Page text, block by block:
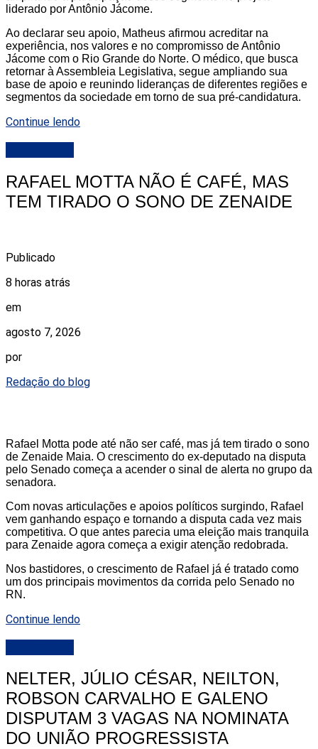
liderado por Antônio Jácome.
Ao declarar seu apoio, Matheus afirmou acreditar na
experiência, nos valores e no compromisso de Antônio
Jácome com o Rio Grande do Norte. O médico, que busca
retornar à Assembleia Legislativa, segue ampliando sua
base de apoio e reunindo lideranças de diferentes regiões e
segmentos da sociedade em torno de sua pré-candidatura.
Continue lendo
RAFAEL MOTTA NÃO É CAFÉ, MAS
TEM TIRADO O SONO DE ZENAIDE
Publicado
8 horas atrás
em
agosto 7, 2026
por
Redação do blog
Rafael Motta pode até não ser café, mas já tem tirado o sono
de Zenaide Maia. O crescimento do ex-deputado na disputa
pelo Senado começa a acender o sinal de alerta no grupo da
senadora.
Com novas articulações e apoios políticos surgindo, Rafael
vem ganhando espaço e tornando a disputa cada vez mais
competitiva. O que antes parecia uma eleição mais tranquila
para Zenaide agora começa a exigir atenção redobrada.
Nos bastidores, o crescimento de Rafael já é tratado como
um dos principais movimentos da corrida pelo Senado no
RN.
Continue lendo
NELTER, JÚLIO CÉSAR, NEILTON,
ROBSON CARVALHO E GALENO
DISPUTAM 3 VAGAS NA NOMINATA
DO UNIÃO PROGRESSISTA